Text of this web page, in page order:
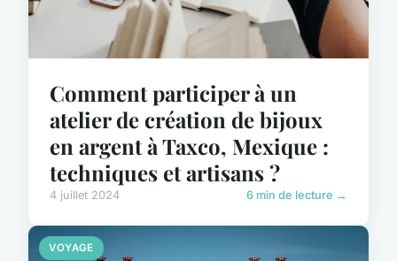
Comment participer à un
atelier de création de bijoux
en argent à Taxco, Mexique :
techniques et artisans ?
4 juillet 2024 6 min de lecture →
VOYAGE